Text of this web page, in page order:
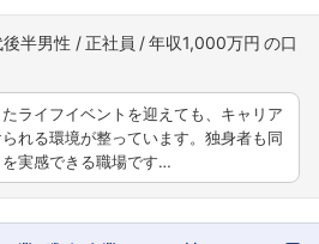
半男性 正社員 年収1,000万円
ライフイベントを迎えても、キャリア
れる環境が整っています。独身者も同
実感できる職場です…